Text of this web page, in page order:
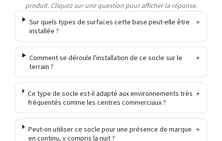
produit. Cliquez sur une question pour afficher la réponse.
Sur quels types de surfaces cette base peut-elle être
installée ?
+
Comment se déroule l'installation de ce socle sur le
terrain ?
+
Ce type de socle est-il adapté aux environnements très
fréquentés comme les centres commerciaux ?
+
Peut-on utiliser ce socle pour une présence de marque
en continu, y compris la nuit ?
+